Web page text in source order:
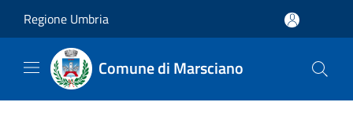
Regione Umbria
Comune di Marsciano